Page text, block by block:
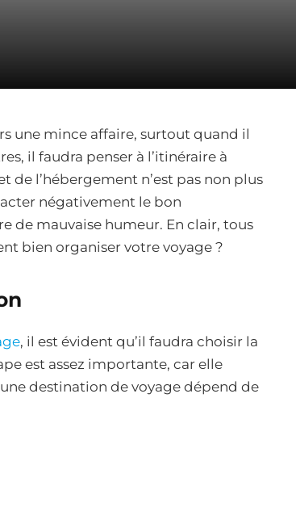
une mince affaire, surtout quand il
il faudra penser à l’itinéraire à
de l’hébergement n’est pas non plus
négativement le bon
de mauvaise humeur. En clair, tous
bien organiser votre voyage ?
, il est évident qu’il faudra choisir la
est assez importante, car elle
destination de voyage dépend de